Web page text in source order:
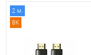
2 м.
8K